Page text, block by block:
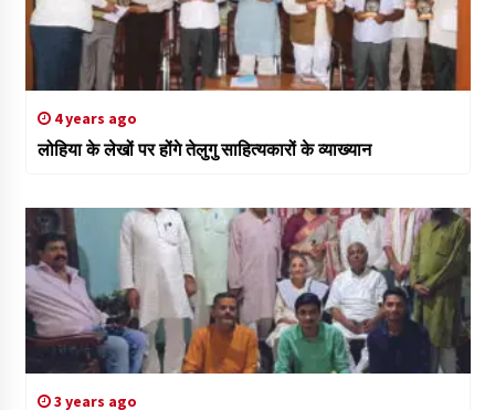
4 years ago
लोहिया के लेखों पर होंगे तेलुगु साहित्यकारों के व्याख्यान
3 years ago